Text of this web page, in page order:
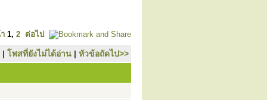
1, 2 ต่อไป
| โพสที่ยังไม่ได้อ่าน | หัวข้อถัดไป>>